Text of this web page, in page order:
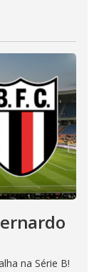
na Série B!